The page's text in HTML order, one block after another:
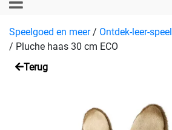
Speelgoed en meer / Ontdek-leer-speel
/ Pluche haas 30 cm ECO
Terug